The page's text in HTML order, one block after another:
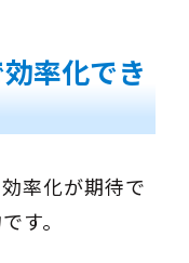
率化でき
率化が期待で
す。